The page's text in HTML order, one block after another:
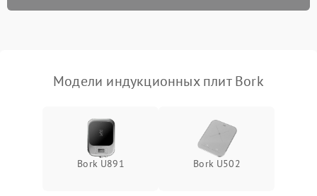
Модели индукционных плит Bork
Bork U891 Bork U502